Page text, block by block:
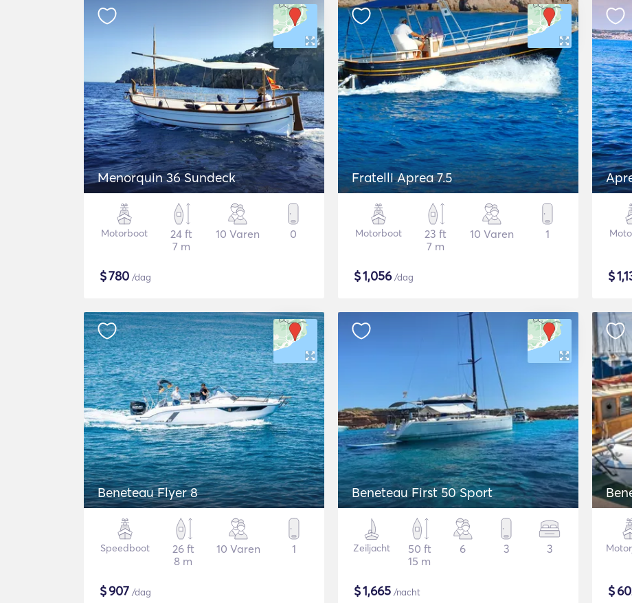
Menorquin 36 Sundeck
Motorboot
24 ft
7 m
10 Varen 0
$780 /dag
Fratelli Aprea 7.5
Motorboot
23 ft
7 m
10 Varen 1
$1,056/dag $
Beneteau Flyer 8
Speedboot
26 ft
8 m
10 Varen 1
$907 /dag
Beneteau First 50 Sport
Zeiljacht
50 ft
15 m
6 3 3
$1,665 /nacht $